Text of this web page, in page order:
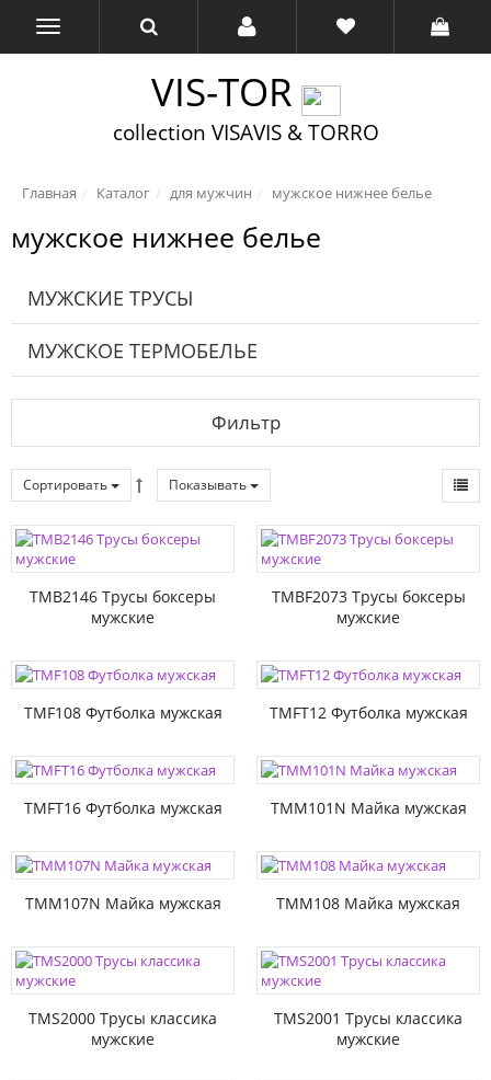
VIS-TOR
collection VISAVIS & TORRO
Главная Каталог для мужчин мужское нижнее белье
мужское нижнее белье
МУЖСКИЕ ТРУСЫ
МУЖСКОЕ ТЕРМОБЕЛЬЕ
Фильтр
Сортировать Показывать
TMB2146 Трусы боксеры
мужские
TMBF2073 Трусы боксеры
мужские
TMF108 Футболка мужская TMFT12 Футболка мужская
TMFT16 Футболка мужская TMM101N Майка мужская
TMM107N Майка мужская TMM108 Майка мужская
TMS2000 Трусы классика
мужские
TMS2001 Трусы классика
мужские